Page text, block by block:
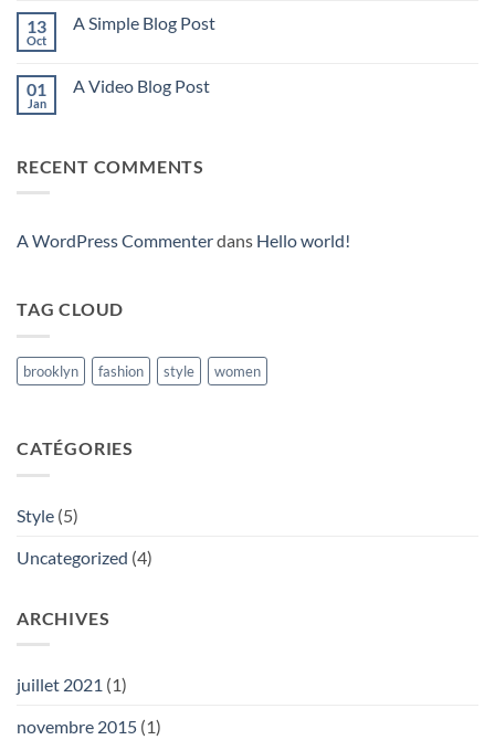
Just
A
Gallery
13
Oct
A Simple Blog Post
A
01
Jan
A Video Blog Post
Video
RECENT COMMENTS
A WordPress Commenterdans Hello world!
TAG CLOUD
brooklyn fashion style women
CATÉGORIES
Style (5)
Uncategorized (4)
ARCHIVES
juillet 2021 (1)
novembre 2015 (1)